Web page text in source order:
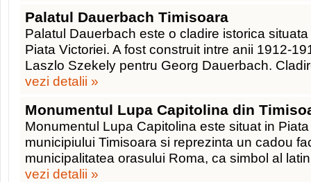
Palatul Dauerbach Timisoara
Palatul Dauerbach este o cladire istorica
Piata Victoriei. A fost construit intre anii 1912-
Laszlo Szekely pentru Georg Dauerbach.
vezi detalii »
Monumentul Lupa Capitolina din
Monumentul Lupa Capitolina este situat in
municipiului Timisoara si reprezinta un cadou
municipalitatea orasului Roma, ca simbol al
vezi detalii »